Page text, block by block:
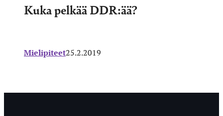
Kuka pelkää DDR:ää?
Mielipiteet25.2.2019